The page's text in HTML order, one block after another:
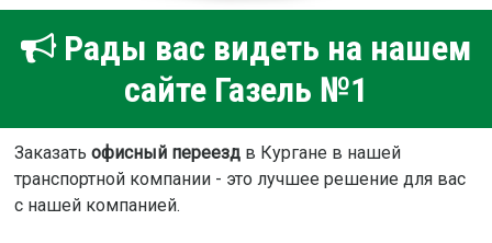
Рады вас видеть на нашем
сайте Газель №1
Заказать офисный переездв Кургане в нашей
транспортной компании - это лучшее решение для вас
с нашей компанией.